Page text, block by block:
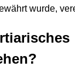
wurde,